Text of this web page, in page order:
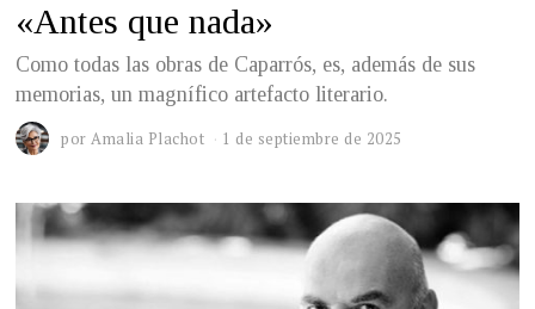
«Antes que nada»
Como todas las obras de Caparrós, es, además de sus
memorias, un magnífico artefacto literario.
porAmalia Plachot 1 de septiembre de 2025